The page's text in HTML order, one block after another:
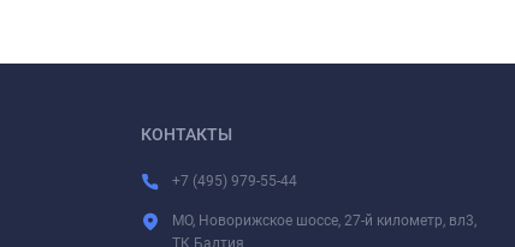
КОНТАКТЫ
+7 (495) 979-55-44
МО, Новорижское шоссе, 27-й километр, вл3,
ТК Балтия